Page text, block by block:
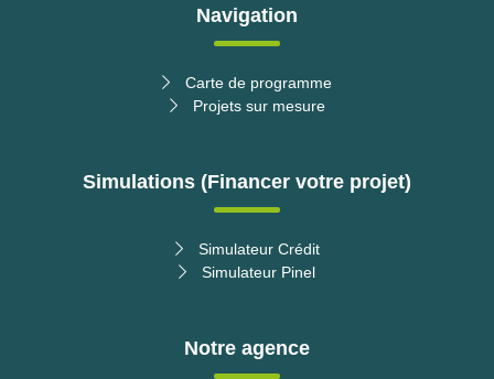
Navigation
Carte de programme
Projets sur mesure
Simulations (Financer votre projet)
Simulateur Crédit
Simulateur Pinel
Notre agence